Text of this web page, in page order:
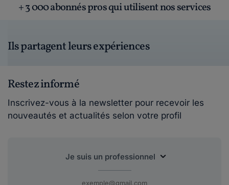
+ 3 000 abonnés pros qui utilisent nos services
Ils partagent leurs expériences
Restez informé
Inscrivez-vous à la newsletter pour recevoir les
nouveautés et actualités selon votre profil